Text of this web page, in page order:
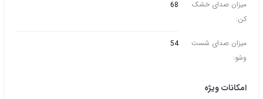
میزان صدای خشک
کن:
68
میزان صدای شست
وشو:
54
امکانات ویژه